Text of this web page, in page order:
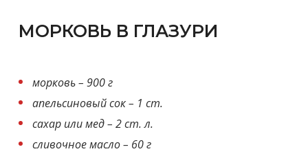
МОРКОВЬ В ГЛАЗУРИ
морковь – 900 г
апельсиновый сок – 1 ст.
сахар или мед – 2 ст. л.
сливочное масло – 60 г